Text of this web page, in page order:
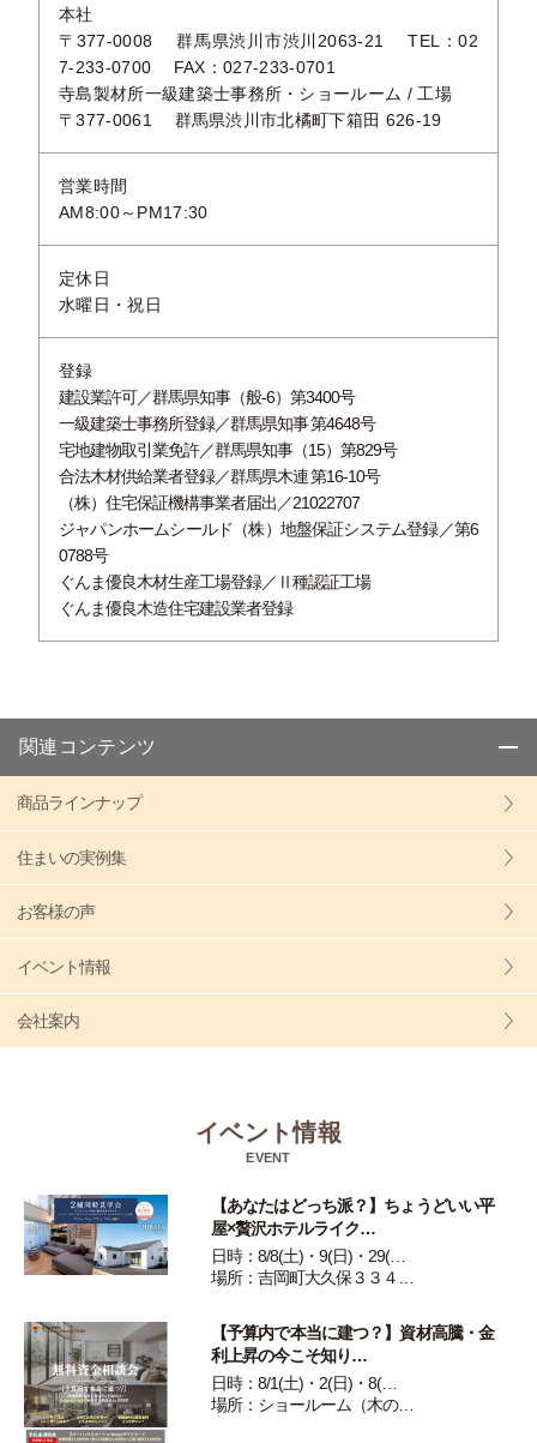
本社
〒377-0008 群馬県渋川市渋川2063-21 TEL：02
7-233-0700 FAX：027-233-0701
寺島製材所一級建築士事務所・ショールーム / 工場
〒377-0061 群馬県渋川市北橘町下箱田 626-19
営業時間
AM8:00～PM17:30
定休日
水曜日・祝日
登録
建設業許可／群馬県知事（般-6）第3400号
一級建築士事務所登録／群馬県知事 第4648号
宅地建物取引業免許／群馬県知事（15）第829号
合法木材供給業者登録／群馬県木連 第16-10号
（株）住宅保証機構事業者届出／21022707
ジャパンホームシールド（株）地盤保証システム登録／第6
0788号
ぐんま優良木材生産工場登録／Ⅱ種認証工場
ぐんま優良木造住宅建設業者登録
関連コンテンツ
商品ラインナップ
住まいの実例集
お客様の声
イベント情報
会社案内
イベント情報
EVENT
【あなたはどっち派？】ちょうどいい平
屋×贅沢ホテルライク…
日時：8/8(土)・9(日)・29(…
場所：吉岡町大久保３３４…
【予算内で本当に建つ？】資材高騰・金
利上昇の今こそ知り…
日時：8/1(土)・2(日)・8(…
場所：ショールーム（木の…